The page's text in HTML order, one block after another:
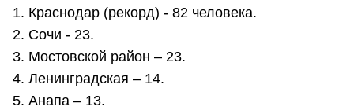
1. Краснодар (рекорд) - 82 человека.
2. Сочи - 23.
3. Мостовской район – 23.
4. Ленинградская – 14.
5. Анапа – 13.